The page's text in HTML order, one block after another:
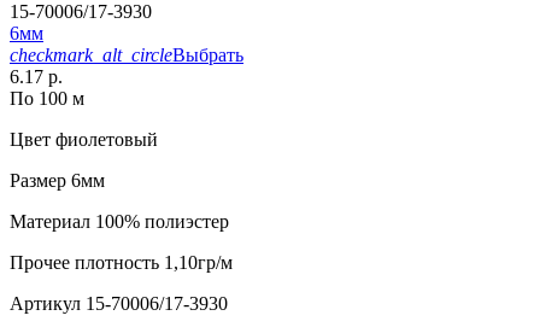
15-70006/17-3930
6мм
checkmark_alt_circleВыбрать
6.17 р.
По 100 м
Цвет фиолетовый
Размер 6мм
Материал 100% полиэстер
Прочее плотность 1,10гр/м
Артикул 15-70006/17-3930